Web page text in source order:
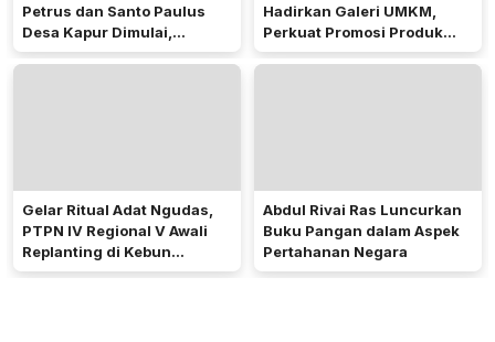
Petrus dan Santo Paulus
Desa Kapur Dimulai,
Pemkab Kubu Raya Siapkan
Hadirkan Galeri UMKM,
Perkuat Promosi Produk
Mitra Binaan Melalui Inovasi
Gelar Ritual Adat Ngudas,
PTPN IV Regional V Awali
Replanting di Kebun
Kembayan
Abdul Rivai Ras Luncurkan
Buku Pangan dalam Aspek
Pertahanan Negara